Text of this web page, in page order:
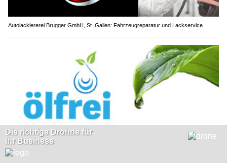
Autolackiererei Brugger GmbH, St. Gallen: Fahrzeugreparatur und Lackservice
Ölfrei GmbH: Nachhaltige Ölbindemittel bei Verschmutzungen